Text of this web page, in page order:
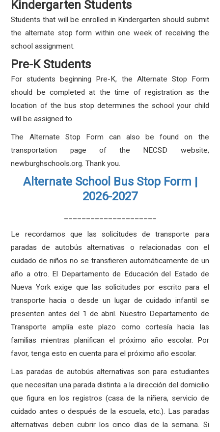
Kindergarten Students
Students that will be enrolled in Kindergarten should submit
the alternate stop form within one week of receiving the
school assignment.
Pre-K Students
For students beginning Pre-K, the Alternate Stop Form
should be completed at the time of registration as the
location of the bus stop determines the school your child
will be assigned to.
The Alternate Stop Form can also be found on the
transportation page of the NECSD website,
newburghschools.org. Thank you.
Alternate School Bus Stop Form |
2026-2027
Le recordamos que las solicitudes de transporte para
paradas de autobús alternativas o relacionadas con el
cuidado de niños no se transfieren automáticamente de un
año a otro. El Departamento de Educación del Estado de
Nueva York exige que las solicitudes por escrito para el
transporte hacia o desde un lugar de cuidado infantil se
presenten antes del 1 de abril. Nuestro Departamento de
Transporte amplía este plazo como cortesía hacia las
familias mientras planifican el próximo año escolar. Por
favor, tenga esto en cuenta para el próximo año escolar.
Las paradas de autobús alternativas son para estudiantes
que necesitan una parada distinta a la dirección del domicilio
que figura en los registros (casa de la niñera, servicio de
cuidado antes o después de la escuela, etc.). Las paradas
alternativas deben cubrir los cinco días de la semana. Si